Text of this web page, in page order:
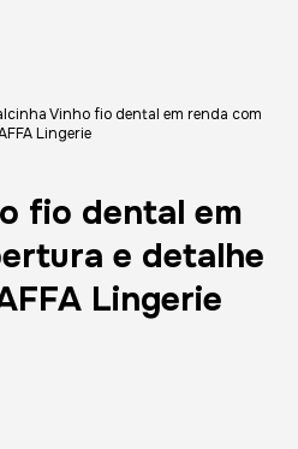
Vinho fio dental em renda com
Lingerie
fio dental em
e detalhe
Lingerie